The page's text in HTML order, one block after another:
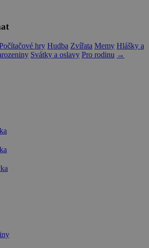
hry Hudba Zvířata Memy Hlášky a
Svátky a oslavy Pro rodinu →